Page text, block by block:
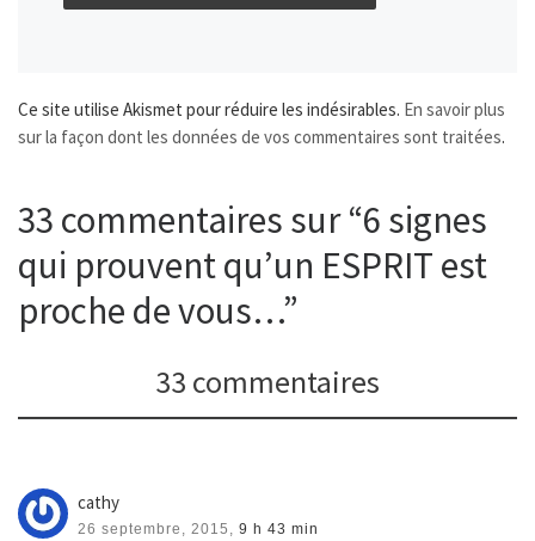
Ce site utilise Akismet pour réduire les indésirables. En savoir plus
sur la façon dont les données de vos commentaires sont traitées.
33 commentaires sur “6 signes
qui prouvent qu’un ESPRIT est
proche de vous…”
33 commentaires
cathy
26 septembre, 2015, 9 h 43 min